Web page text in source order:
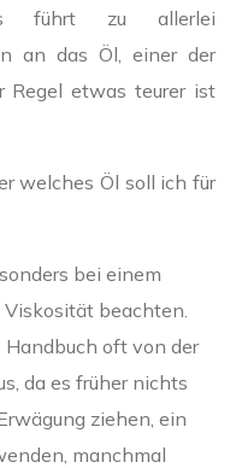
führt zu allerlei
an das Öl, einer der
Regel etwas teurer ist
welches Öl soll ich für
bei einem
beachten.
oft von der
da es früher nichts
ziehen, ein
manchmal